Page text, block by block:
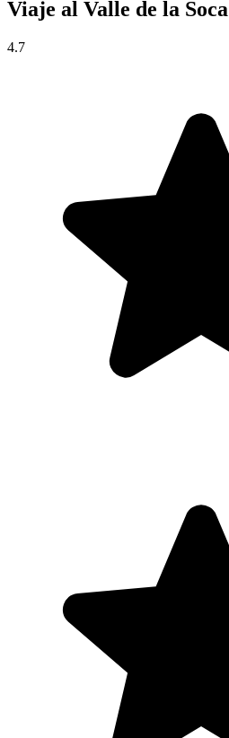
Viaje al Valle de la Soca
4.7